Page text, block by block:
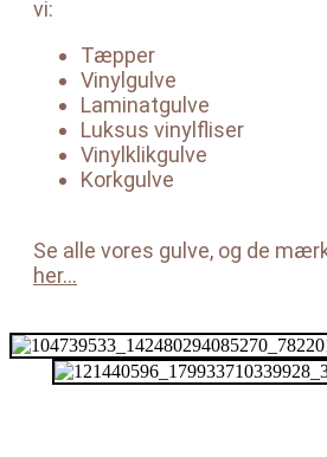
vi:
Tæpper
Vinylgulve
Laminatgulve
Luksus vinylfliser
Vinylklikgulve
Korkgulve
Se alle vores gulve, og de
her…